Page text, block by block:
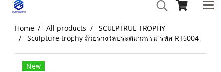
Home All products
SCULPTRUE TROPHY
Sculpture trophy ถ้วยรางวัลประติมากรรม รหัส RT6004
New